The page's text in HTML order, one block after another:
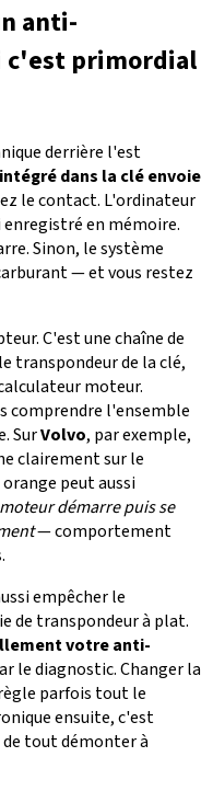
anti-
c'est primordial
derrière l'est
dans la clé envoie
le contact. L'ordinateur
enregistré en mémoire.
Sinon, le système
— et vous restez
C'est une chaîne de
transpondeur de la clé,
moteur.
comprendre l'ensemble
SurVolvo, par exemple,
clairement sur le
peut aussi
démarre puis se
— comportement
empêcher le
de transpondeur à plat.
votre anti-
le diagnostic. Changer la
parfois tout le
ensuite, c'est
tout démonter à